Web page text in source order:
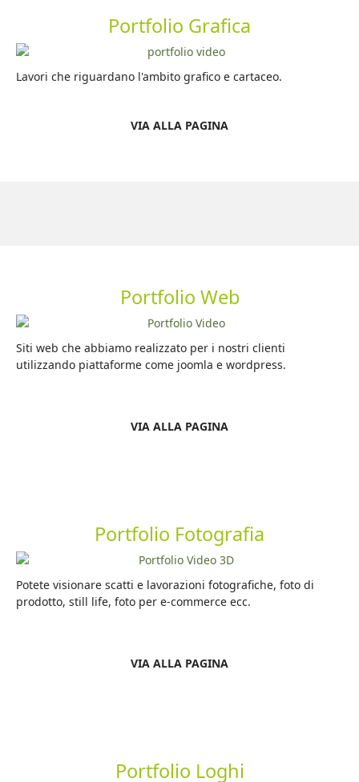
Portfolio Grafica
Lavori che riguardano l'ambito grafico e cartaceo.
VIA ALLA PAGINA
Portfolio Web
Siti web che abbiamo realizzato per i nostri clienti
utilizzando piattaforme come joomla e wordpress.
VIA ALLA PAGINA
Portfolio Fotografia
Potete visionare scatti e lavorazioni fotografiche, foto di
prodotto, still life, foto per e-commerce ecc.
VIA ALLA PAGINA
Portfolio Loghi